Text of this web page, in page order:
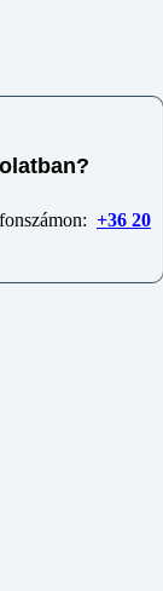
+36 20